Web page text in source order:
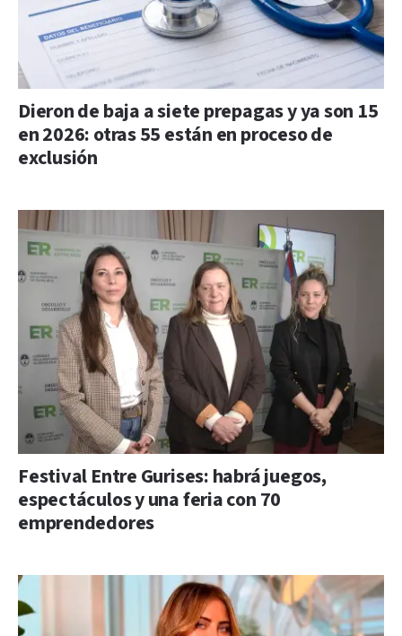
Dieron de baja a siete prepagas y ya son 15
en 2026: otras 55 están en proceso de
exclusión
Festival Entre Gurises: habrá juegos,
espectáculos y una feria con 70
emprendedores